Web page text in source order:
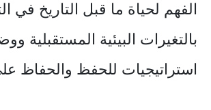
الفهم لحياة ما قبل التاريخ في
بالتغيرات البيئية المستقبلية
استراتيجيات للحفظ والحفاظ